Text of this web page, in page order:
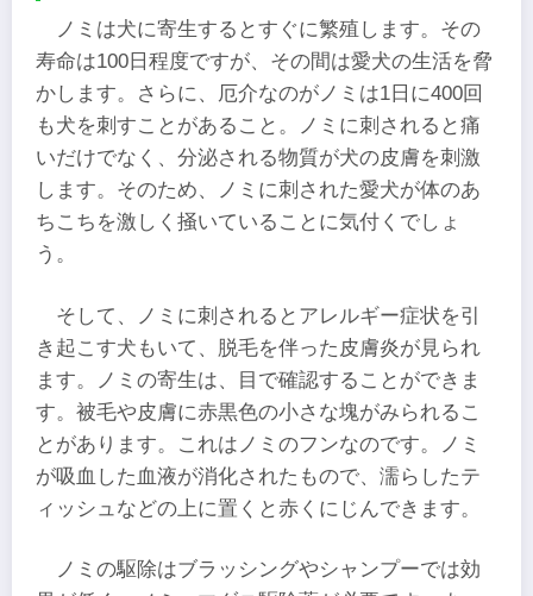
ノミは犬に寄生するとすぐに繁殖します。その
寿命は100日程度ですが、その間は愛犬の生活を脅
かします。さらに、厄介なのがノミは1日に400回
も犬を刺すことがあること。ノミに刺されると痛
いだけでなく、分泌される物質が犬の皮膚を刺激
します。そのため、ノミに刺された愛犬が体のあ
ちこちを激しく掻いていることに気付くでしょ
う。
そして、ノミに刺されるとアレルギー症状を引
き起こす犬もいて、脱毛を伴った皮膚炎が見られ
ます。ノミの寄生は、目で確認することができま
す。被毛や皮膚に赤黒色の小さな塊がみられるこ
とがあります。これはノミのフンなのです。ノミ
が吸血した血液が消化されたもので、濡らしたテ
ィッシュなどの上に置くと赤くにじんできます。
ノミの駆除はブラッシングやシャンプーでは効